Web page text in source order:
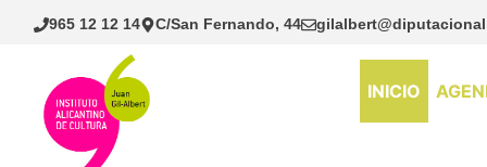
Saltar
965 12 12 14 C/San Fernando, 44
INICIO